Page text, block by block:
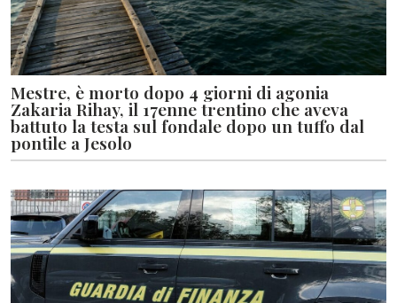
Mestre, è morto dopo 4 giorni di agonia
Zakaria Rihay, il 17enne trentino che aveva
battuto la testa sul fondale dopo un tuffo dal
pontile a Jesolo